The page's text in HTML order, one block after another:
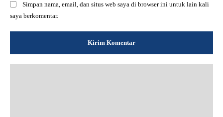
Simpan nama, email, dan situs web saya di browser ini untuk lain kali
saya berkomentar.